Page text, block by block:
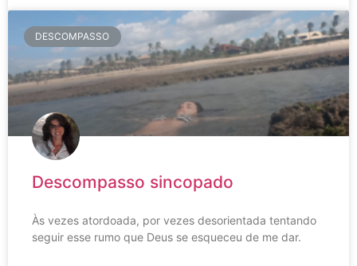
DESCOMPASSO
Descompasso sincopado
Às vezes atordoada, por vezes desorientada tentando
seguir esse rumo que Deus se esqueceu de me dar.